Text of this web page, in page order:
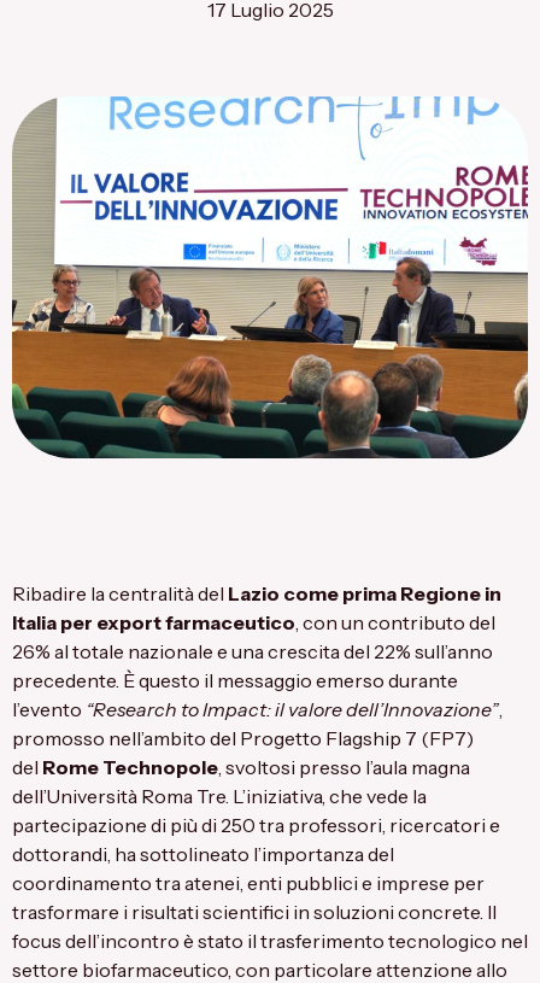
Flagship Project 8
Flagship Project 7
17 Luglio 2025
Ribadire la centralità del Lazio come prima Regione in
Italia per export farmaceutico, con un contributo del
26% al totale nazionale e una crescita del 22% sull’anno
precedente. È questo il messaggio emerso durante
l’evento “Research to Impact: il valore dell’Innovazione”,
promosso nell’ambito del Progetto Flagship 7 (FP7)
del Rome Technopole, svoltosi presso l’aula magna
dell’Università Roma Tre. L’iniziativa, che vede la
partecipazione di più di 250 tra professori, ricercatori e
dottorandi, ha sottolineato l’importanza del
coordinamento tra atenei, enti pubblici e imprese per
trasformare i risultati scientifici in soluzioni concrete. Il
focus dell’incontro è stato il trasferimento tecnologico nel
settore biofarmaceutico, con particolare attenzione allo